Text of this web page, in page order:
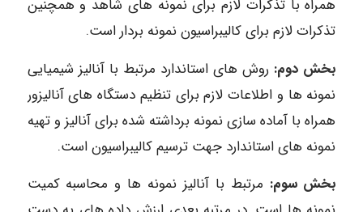
همراه با تذکرات لازم برای نمونه های شاهد و همچنین
تذکرات لازم برای کالیبراسیون نمونه بردار است.
بخش دوم: روش های استاندارد مرتبط با آنالیز شیمیایی
نمونه ها و اطلاعات لازم برای تنظیم دستگاه های آنالیزور
همراه با آماده سازی نمونه برداشته شده برای آنالیز و تهیه
نمونه های استاندارد جهت ترسیم کالیبراسیون است.
بخش سوم: مرتبط با آنالیز نمونه ها و محاسبه کمیت